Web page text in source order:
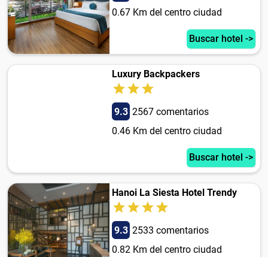
0.67 Km del centro ciudad
Buscar hotel ->
Luxury Backpackers
9.3 2567 comentarios
0.46 Km del centro ciudad
Buscar hotel ->
Hanoi La Siesta Hotel Trendy
9.3 2533 comentarios
0.82 Km del centro ciudad